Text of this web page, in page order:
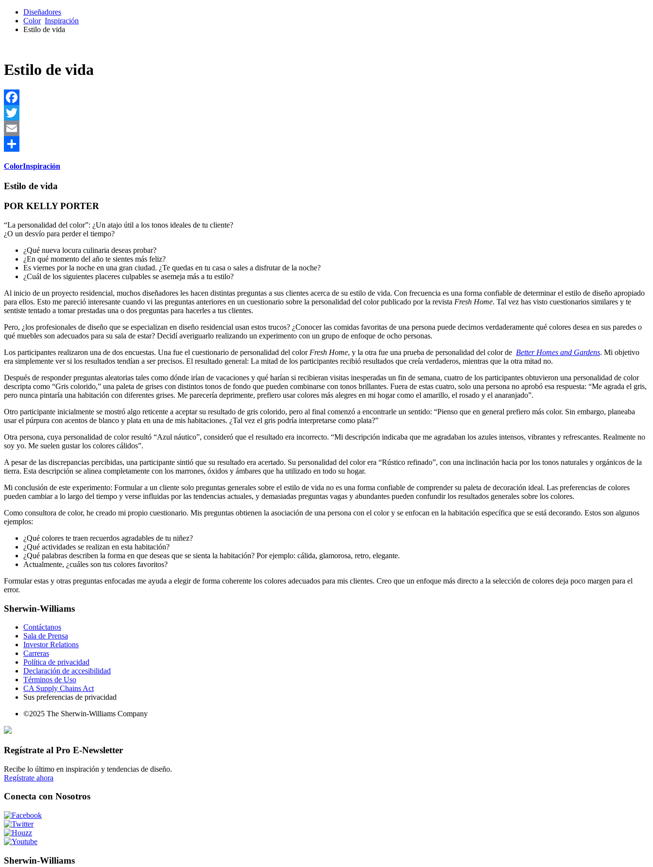
Diseñadores
Color Inspiración
Estilo de vida
Estilo de vida
Facebook
Twitter
Email
ColorInspiración
Estilo de vida
POR KELLY PORTER
“La personalidad del color”: ¿Un atajo útil a los tonos ideales de tu cliente?
¿O un desvío para perder el tiempo?
¿Qué nueva locura culinaria deseas probar?
¿En qué momento del año te sientes más feliz?
Es viernes por la noche en una gran ciudad. ¿Te quedas en tu casa o sales a disfrutar de la noche?
¿Cuál de los siguientes placeres culpables se asemeja más a tu estilo?
Al inicio de un proyecto residencial, muchos diseñadores les hacen distintas preguntas a sus clientes acerca de su estilo de vida. Con frecuencia es una forma confiable de determinar el estilo de diseño apropiado
para ellos. Esto me pareció interesante cuando vi las preguntas anteriores en un cuestionario sobre la personalidad del color publicado por la revista Fresh Home. Tal vez has visto cuestionarios similares y te
sentiste tentado a tomar prestadas una o dos preguntas para hacerles a tus clientes.
Pero, ¿los profesionales de diseño que se especializan en diseño residencial usan estos trucos? ¿Conocer las comidas favoritas de una persona puede decirnos verdaderamente qué colores desea en sus paredes o
qué muebles son adecuados para su sala de estar? Decidí averiguarlo realizando un experimento con un grupo de enfoque de ocho personas.
Los participantes realizaron una de dos encuestas. Una fue el cuestionario de personalidad del color Fresh Home, y la otra fue una prueba de personalidad del color de Better Homes and Gardens. Mi objetivo
era simplemente ver si los resultados tendían a ser precisos. El resultado general: La mitad de los participantes recibió resultados que creía verdaderos, mientras que la otra mitad no.
Después de responder preguntas aleatorias tales como dónde irían de vacaciones y qué harían si recibieran visitas inesperadas un fin de semana, cuatro de los participantes obtuvieron una personalidad de color
descripta como “Gris colorido,” una paleta de grises con distintos tonos de fondo que pueden combinarse con tonos brillantes. Fuera de estas cuatro, solo una persona no aprobó esa respuesta: “Me agrada el gris,
pero nunca pintaría una habitación con diferentes grises. Me parecería deprimente, prefiero usar colores más alegres en mi hogar como el amarillo, el rosado y el anaranjado”.
Otro participante inicialmente se mostró algo reticente a aceptar su resultado de gris colorido, pero al final comenzó a encontrarle un sentido: “Pienso que en general prefiero más color. Sin embargo, planeaba
usar el púrpura con acentos de blanco y plata en una de mis habitaciones. ¿Tal vez el gris podría interpretarse como plata?”
Otra persona, cuya personalidad de color resultó “Azul náutico”, consideró que el resultado era incorrecto. “Mi descripción indicaba que me agradaban los azules intensos, vibrantes y refrescantes. Realmente no
soy yo. Me suelen gustar los colores cálidos”.
A pesar de las discrepancias percibidas, una participante sintió que su resultado era acertado. Su personalidad del color era “Rústico refinado”, con una inclinación hacia por los tonos naturales y orgánicos de la
tierra. Esta descripción se alinea completamente con los marrones, óxidos y ámbares que ha utilizado en todo su hogar.
Mi conclusión de este experimento: Formular a un cliente solo preguntas generales sobre el estilo de vida no es una forma confiable de comprender su paleta de decoración ideal. Las preferencias de colores
pueden cambiar a lo largo del tiempo y verse influidas por las tendencias actuales, y demasiadas preguntas vagas y abundantes pueden confundir los resultados generales sobre los colores.
Como consultora de color, he creado mi propio cuestionario. Mis preguntas obtienen la asociación de una persona con el color y se enfocan en la habitación específica que se está decorando. Estos son algunos
ejemplos:
¿Qué colores te traen recuerdos agradables de tu niñez?
¿Qué actividades se realizan en esta habitación?
¿Qué palabras describen la forma en que deseas que se sienta la habitación? Por ejemplo: cálida, glamorosa, retro, elegante.
Actualmente, ¿cuáles son tus colores favoritos?
Formular estas y otras preguntas enfocadas me ayuda a elegir de forma coherente los colores adecuados para mis clientes. Creo que un enfoque más directo a la selección de colores deja poco margen para el
error.
Sherwin-Williams
Contáctanos
Sala de Prensa
Investor Relations
Carreras
Política de privacidad
Declaración de accesibilidad
Términos de Uso
CA Supply Chains Act
Sus preferencias de privacidad
©2025 The Sherwin-Williams Company
Regístrate al Pro E-Newsletter
Recibe lo último en inspiración y tendencias de diseño.
Regístrate ahora
Conecta con Nosotros
Sherwin-Williams